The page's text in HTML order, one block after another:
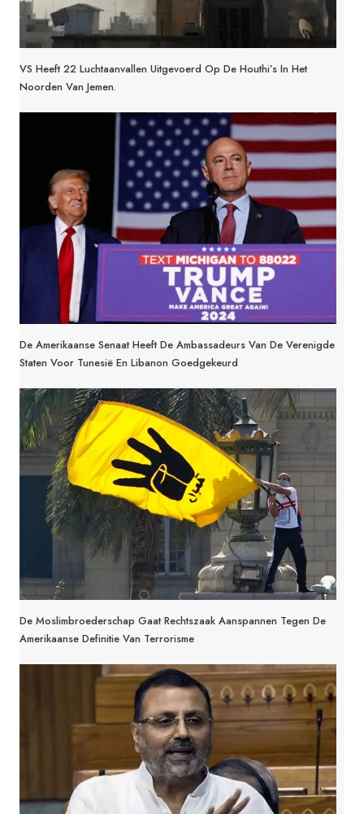
VS Heeft 22 Luchtaanvallen Uitgevoerd Op De Houthi’s In Het
Noorden Van Jemen.
De Amerikaanse Senaat Heeft De Ambassadeurs Van De Verenigde
Staten Voor Tunesië En Libanon Goedgekeurd
De Moslimbroederschap Gaat Rechtszaak Aanspannen Tegen De
Amerikaanse Definitie Van Terrorisme